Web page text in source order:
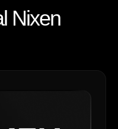
Nixen